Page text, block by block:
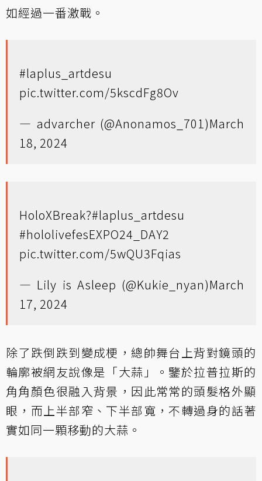
如經過一番激戰。
#laplus_artdesu
pic.twitter.com/5kscdFg8Ov
— advarcher (@Anonamos_701)March
18, 2024
HoloXBreak?#laplus_artdesu
#hololivefesEXPO24_DAY2
pic.twitter.com/5wQU3Fqias
— Lily is Asleep (@Kukie_nyan)March
17, 2024
除了跌倒跌到變成梗，總帥舞台上背對鏡頭的
輪廓被網友說像是「大蒜」。鑒於拉普拉斯的
角角顏色很融入背景，因此常常的頭髮格外顯
眼，而上半部窄、下半部寬，不轉過身的話著
實如同一顆移動的大蒜。